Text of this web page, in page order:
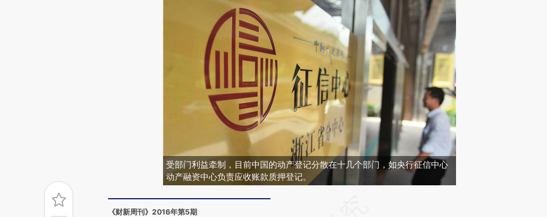
受部门利益牵制，目前中国的动产登记分散在十几个部门，如央行征信中心
动产融资中心负责应收账款质押登记。
《财新周刊》2016年第5期